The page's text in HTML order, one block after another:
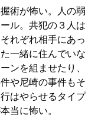
術が怖い。人の弱
ル。共犯の３人は
れぞれ相手にあっ
一緒に住んでいな
ンを組ませたり、
や尼崎の事件もそ
はやらせるタイプ
当に怖い。